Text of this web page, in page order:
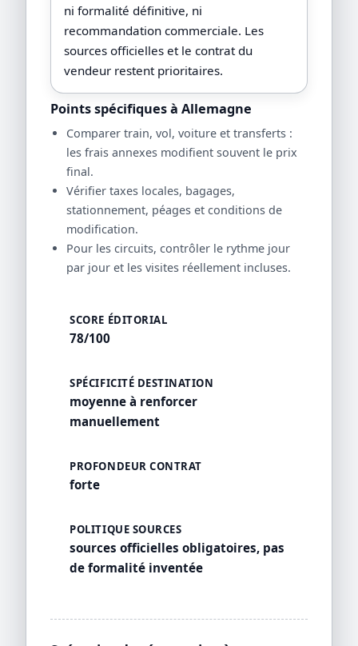
ni formalité définitive, ni
recommandation commerciale. Les
sources officielles et le contrat du
vendeur restent prioritaires.
Points spécifiques à Allemagne
Comparer train, vol, voiture et transferts :
les frais annexes modifient souvent le prix
final.
Vérifier taxes locales, bagages,
stationnement, péages et conditions de
modification.
Pour les circuits, contrôler le rythme jour
par jour et les visites réellement incluses.
SCORE ÉDITORIAL
78/100
SPÉCIFICITÉ DESTINATION
moyenne à renforcer
manuellement
PROFONDEUR CONTRAT
forte
POLITIQUE SOURCES
sources officielles obligatoires, pas
de formalité inventée